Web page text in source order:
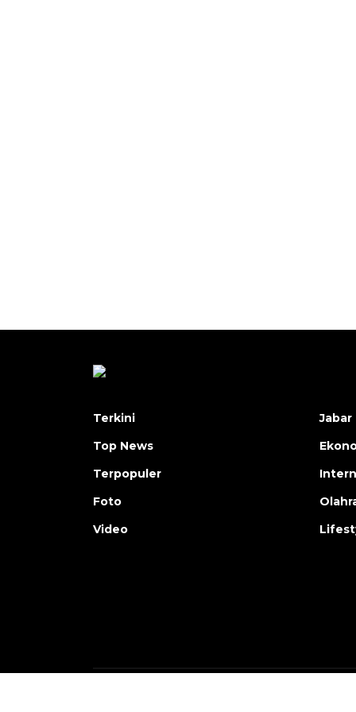
Terkini
Top News
Terpopuler
Foto
Video